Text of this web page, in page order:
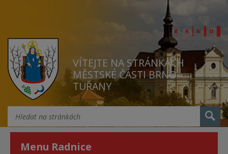
VÍTEJTE NA STRÁNKÁCH
MĚSTSKÉ ČÁSTI BRNO
TUŘANY
Menu Radnice